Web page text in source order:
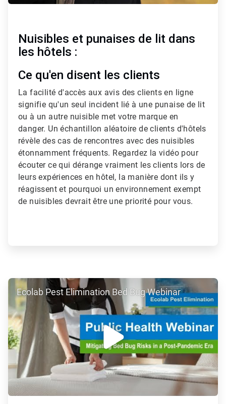
Nuisibles et punaises de lit dans
les hôtels :
Ce qu'en disent les clients
La facilité d'accès aux avis des clients en ligne
signifie qu'un seul incident lié à une punaise de lit
ou à un autre nuisible met votre marque en
danger. Un échantillon aléatoire de clients d'hôtels
révèle des cas de rencontres avec des nuisibles
étonnamment fréquents. Regardez la vidéo pour
écouter ce qui dérange vraiment les clients lors de
leurs expériences en hôtel, la manière dont ils y
réagissent et pourquoi un environnement exempt
de nuisibles devrait être une priorité pour vous.
ArticleTile
Ecolab Pest Elimination Bed Bug Webinar